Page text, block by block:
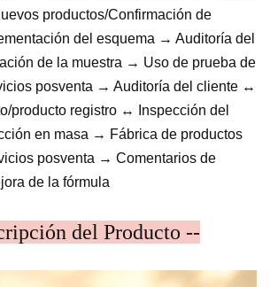
productos/Confirmación de
del esquema → Auditoría del
de la muestra → Uso de prueba de
posventa → Auditoría del cliente ↔
producto registro ↔ Inspección del
en masa → Fábrica de productos
posventa → Comentarios de
de la fórmula
del Producto --